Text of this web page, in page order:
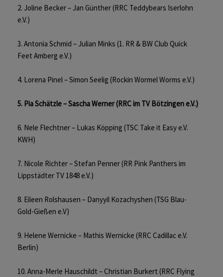
2. Joline Becker – Jan Günther (RRC Teddybears Iserlohn
e.V.)
3. Antonia Schmid – Julian Minks (1. RR & BW Club Quick
Feet Amberg e.V.)
4. Lorena Pinel – Simon Seelig (Rockin Wormel Worms e.V.)
5. Pia Schätzle – Sascha Werner (RRC im TV Bötzingen e.V.)
6. Nele Flechtner – Lukas Köpping (TSC Take it Easy e.V.
KWH)
7. Nicole Richter – Stefan Penner (RR Pink Panthers im
Lippstädter TV 1848 e.V.)
8. Eileen Rolshausen – Danyyil Kozachyshen (TSG Blau-
Gold-Gießen e.V)
9. Helene Wernicke – Mathis Wernicke (RRC Cadillac e.V.
Berlin)
10. Anna-Merle Hauschildt – Christian Burkert (RRC Flying